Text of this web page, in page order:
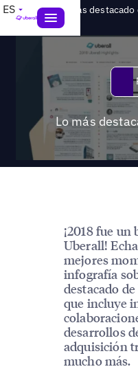
ES Reports>Lo más
Lo más
¡2018 fue un
Uberall!
mejores
infografía
destacado
que incluye
desarrollos
adquisición
mucho más.